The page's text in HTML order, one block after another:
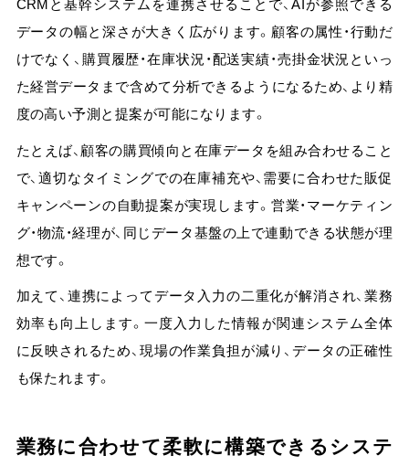
CRMと基幹システムを連携させることで、AIが参照できる
データの幅と深さが大きく広がります。顧客の属性・行動だ
けでなく、購買履歴・在庫状況・配送実績・売掛金状況といっ
た経営データまで含めて分析できるようになるため、より精
度の高い予測と提案が可能になります。
たとえば、顧客の購買傾向と在庫データを組み合わせること
で、適切なタイミングでの在庫補充や、需要に合わせた販促
キャンペーンの自動提案が実現します。 営業・マーケティン
グ・物流・経理が、同じデータ基盤の上で連動できる状態が理
想です。
加えて、連携によってデータ入力の二重化が解消され、業務
効率も向上します。一度入力した情報が関連システム全体
に反映されるため、現場の作業負担が減り、データの正確性
も保たれます。
業務に合わせて柔軟に構築できるシステ